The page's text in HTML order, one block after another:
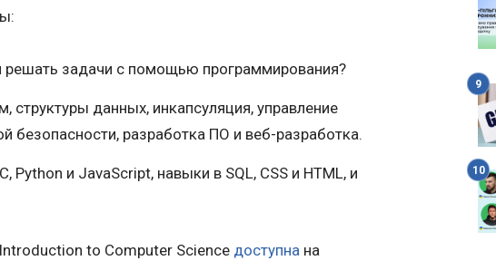
решать задачи с помощью программирования?
структуры данных, инкапсуляция, управление
безопасности, разработка ПО и веб-разработка.
Python и JavaScript, навыки в SQL, CSS и HTML, и
to Computer Science доступна на